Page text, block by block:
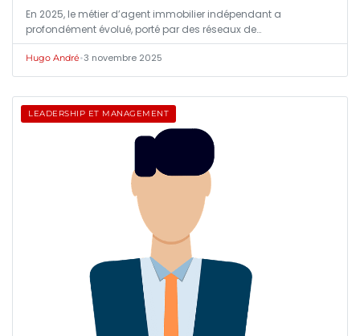
En 2025, le métier d’agent immobilier indépendant a
profondément évolué, porté par des réseaux de…
Hugo André•3 novembre 2025
LEADERSHIP ET MANAGEMENT